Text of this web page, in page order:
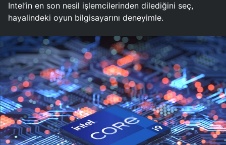
Intel’in en son nesil işlemcilerinden dilediğini seç,
hayalindeki oyun bilgisayarını deneyimle.